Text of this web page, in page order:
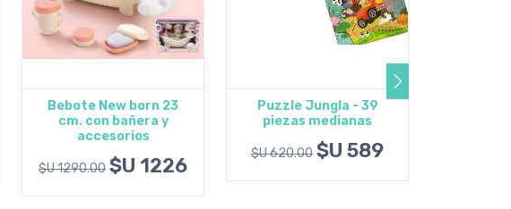
Agregar al carrito
Bebote New born 23
cm. con bañera y
accesorios
$U 1290.00 $U 1226
Agregar al carrito
Puzzle Jungla - 39
piezas medianas
$U 620.00 $U 589